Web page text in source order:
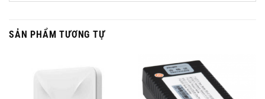
SẢN PHẨM TƯƠNG TỰ